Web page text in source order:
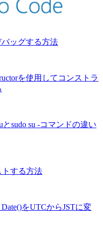
バッグする方法
を使用してコンストラ
とsudo su -コマンドの違い
トする方法
をUTCからJSTに変